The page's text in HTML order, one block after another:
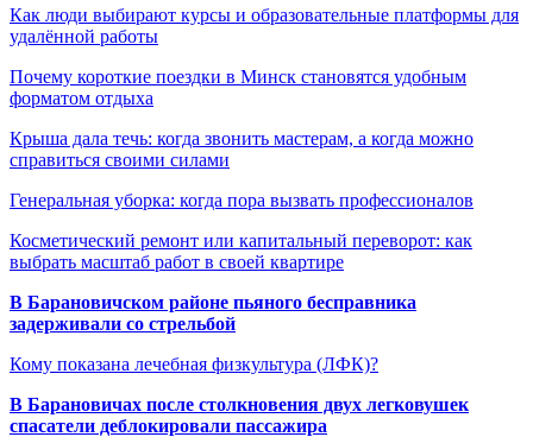
Как люди выбирают курсы и образовательные платформы для
удалённой работы
Почему короткие поездки в Минск становятся удобным
форматом отдыха
Крыша дала течь: когда звонить мастерам, а когда можно
справиться своими силами
Генеральная уборка: когда пора вызвать профессионалов
Косметический ремонт или капитальный переворот: как
выбрать масштаб работ в своей квартире
В Барановичском районе пьяного бесправника
задерживали со стрельбой
Кому показана лечебная физкультура (ЛФК)?
В Барановичах после столкновения двух легковушек
спасатели деблокировали пассажира